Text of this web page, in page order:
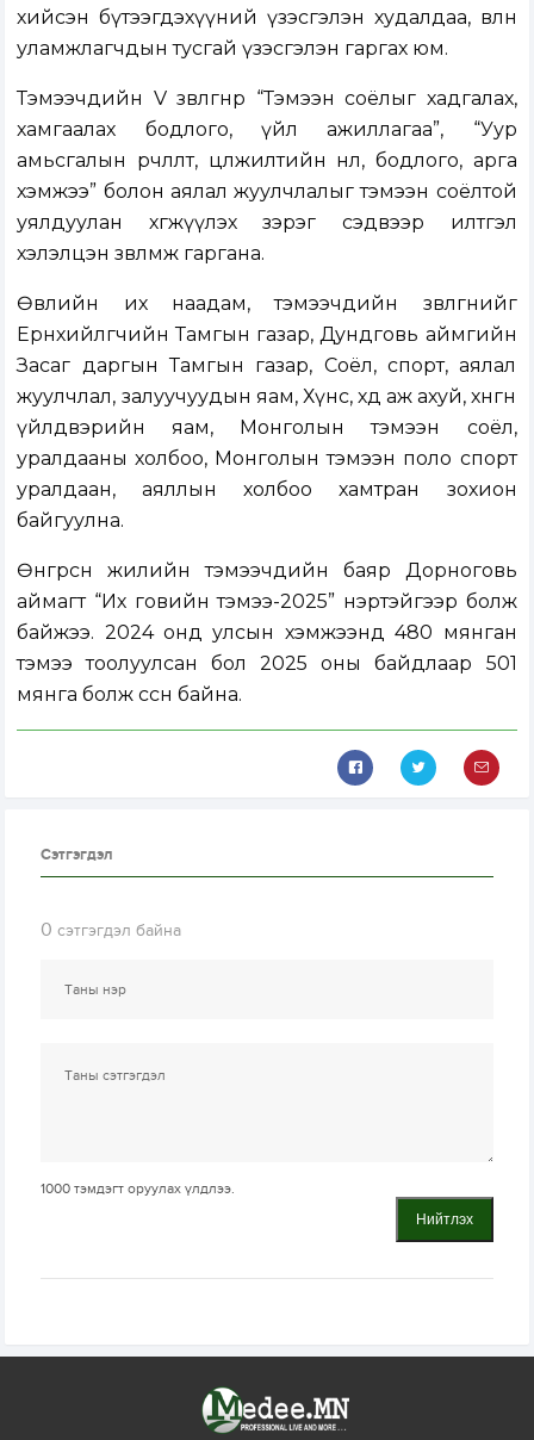
хийсэн бүтээгдэхүүний үзэсгэлэн худалдаа, өвлөн
уламжлагчдын тусгай үзэсгэлэн гаргах юм.
Тэмээчдийн V зөвлөгөөнөөр “Тэмээн соёлыг хадгалах,
хамгаалах бодлого, үйл ажиллагаа”, “Уур
амьсгалын өөрчлөлт, цөлжилтийн нөлөө, бодлого, арга
хэмжээ” болон аялал жуулчлалыг тэмээн соёлтой
уялдуулан хөгжүүлэх зэрэг сэдвээр илтгэл
хэлэлцэн зөвлөмж гаргана.
Өвлийн их наадам, тэмээчдийн зөвлөгөөнийг
Ерөнхийлөгчийн Тамгын газар, Дундговь аймгийн
Засаг даргын Тамгын газар, Соёл, спорт, аялал
жуулчлал, залуучуудын яам, Хүнс, хөдөө аж ахуй, хөнгөн
үйлдвэрийн яам, Монголын тэмээн соёл,
уралдааны холбоо, Монголын тэмээн поло спорт
уралдаан, аяллын холбоо хамтран зохион
байгуулна.
Өнгөрсөн жилийн тэмээчдийн баяр Дорноговь
аймагт “Их говийн тэмээ-2025” нэртэйгээр болж
байжээ. 2024 онд улсын хэмжээнд 480 мянган
тэмээ тоолуулсан бол 2025 оны байдлаар 501
мянга болж өссөн байна.
Сэтгэгдэл
0 сэтгэгдэл байна
1000 тэмдэгт оруулах үлдлээ.
Нийтлэх